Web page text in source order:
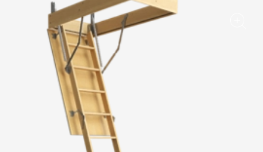
Однослойная черепица
Ламинированная черепица
Комплектующие к кровле
Кровельная вентиляция
Пластиковые водосточные системы